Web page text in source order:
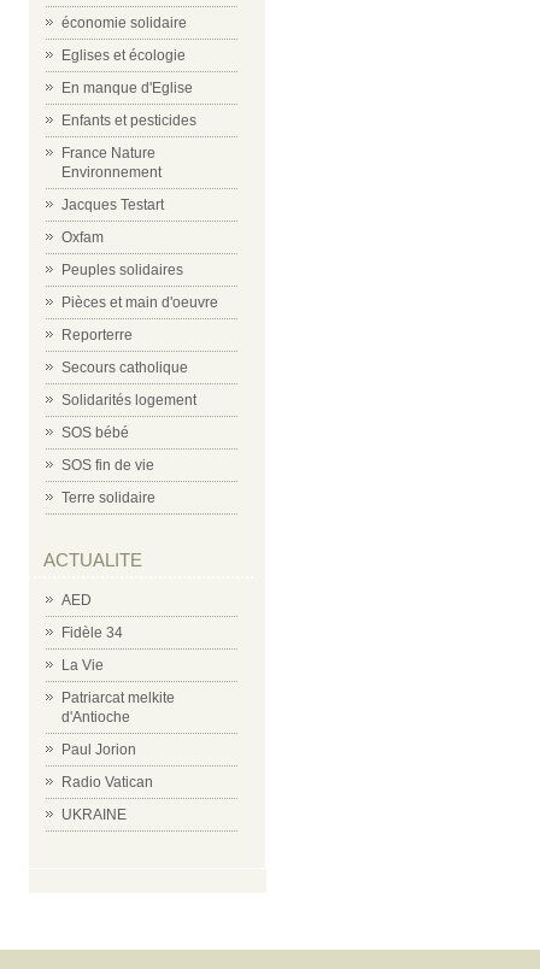
économie solidaire
Eglises et écologie
En manque d'Eglise
Enfants et pesticides
France Nature
Environnement
Jacques Testart
Oxfam
Peuples solidaires
Pièces et main d'oeuvre
Reporterre
Secours catholique
Solidarités logement
SOS bébé
SOS fin de vie
Terre solidaire
ACTUALITE
AED
Fidèle 34
La Vie
Patriarcat melkite
d'Antioche
Paul Jorion
Radio Vatican
UKRAINE